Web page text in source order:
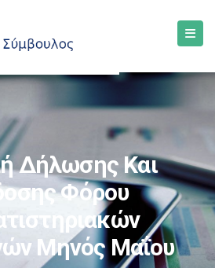
Δήλωσης Και
Φόρου
Μηνός Μαΐου